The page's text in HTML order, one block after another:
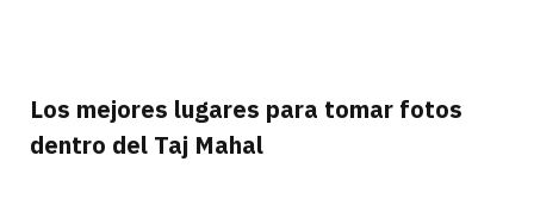
Los mejores lugares para tomar fotos
dentro del Taj Mahal